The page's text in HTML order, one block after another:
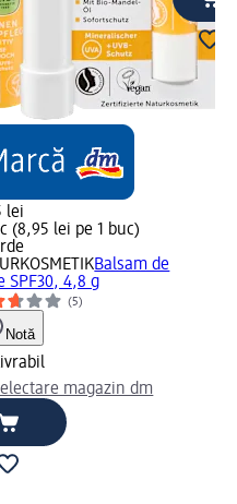
lei
(8,95 lei pe 1 buc)
Balsam de
SPF30, 4,8 g
(5)
Notă
magazin dm